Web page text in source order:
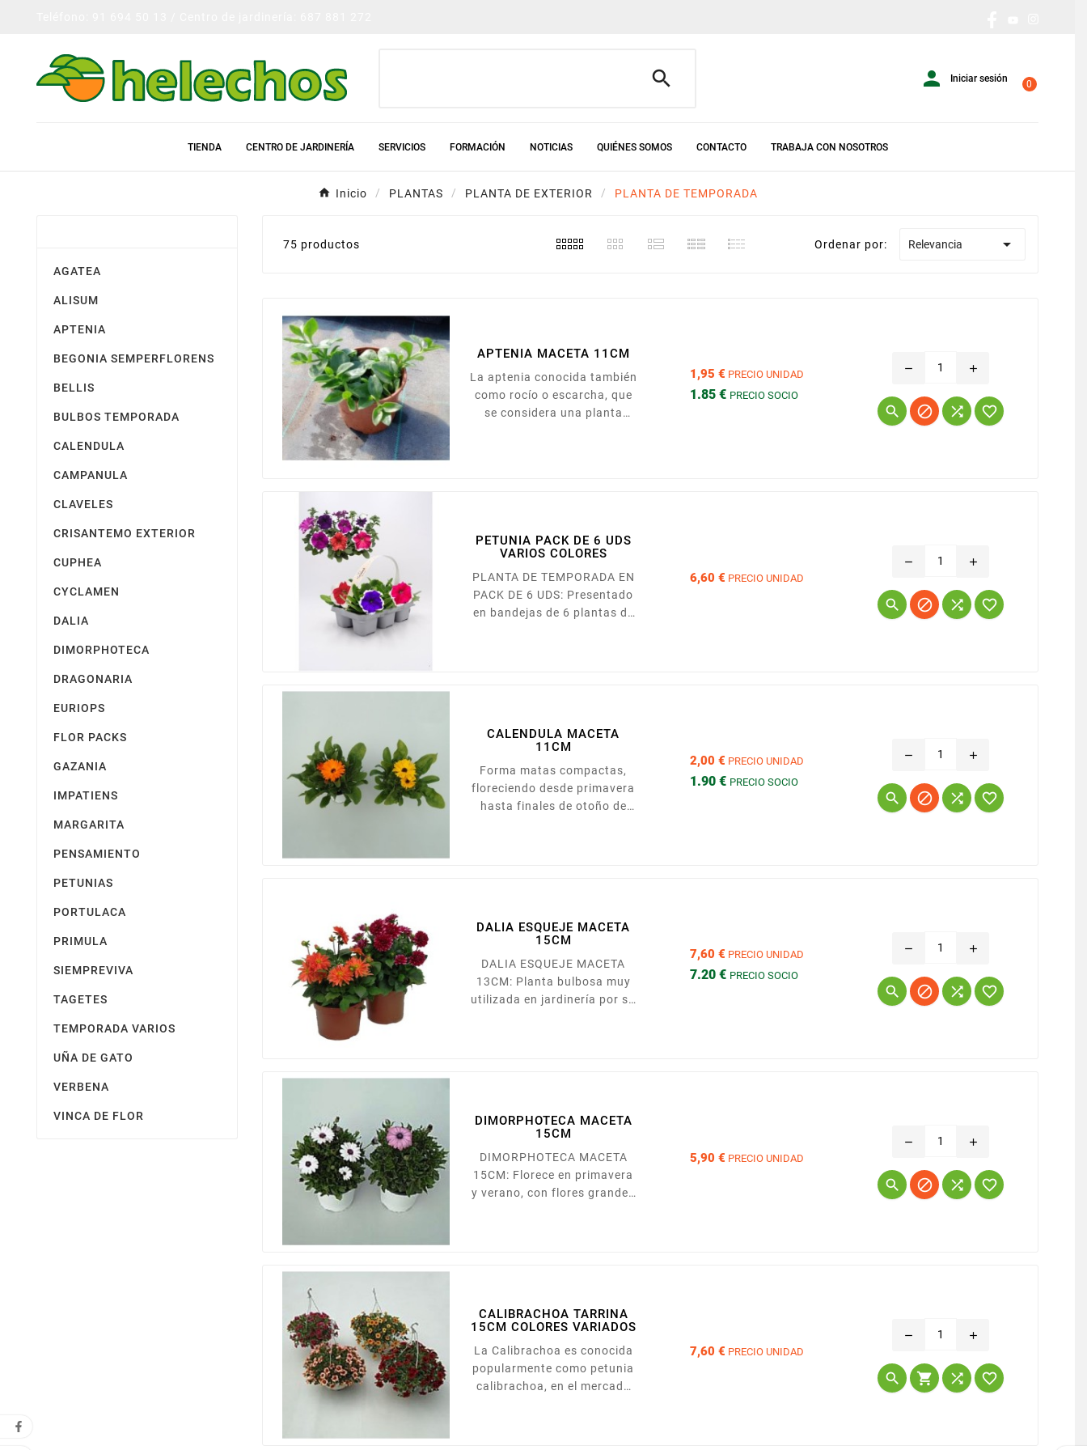
  Iniciar sesión 0
TIENDA CENTRO DE JARDINERÍA SERVICIOS FORMACIÓN NOTICIAS QUIÉNES SOMOS CONTACTO TRABAJA CON NOSOTROS
Inicio PLANTAS PLANTA DE EXTERIOR PLANTA DE TEMPORADA
AGATEA
ALISUM
APTENIA
BEGONIA SEMPERFLORENS
BELLIS
BULBOS TEMPORADA
CALENDULA
CAMPANULA
CLAVELES
CRISANTEMO EXTERIOR
CUPHEA
CYCLAMEN
DALIA
DIMORPHOTECA
DRAGONARIA
EURIOPS
FLOR PACKS
GAZANIA
IMPATIENS
MARGARITA
PENSAMIENTO
PETUNIAS
PORTULACA
PRIMULA
SIEMPREVIVA
TAGETES
TEMPORADA VARIOS
UÑA DE GATO
VERBENA
VINCA DE FLOR
75 productos Ordenar por: Relevancia 
APTENIA MACETA 11CM
La aptenia conocida también
como rocío o escarcha, que
se considera una planta
ovalada, que son las que
acumulan el agua y los
nutrientes que necesita para
crecer y sobrevivir. Además,
a partir de la primavera y
1,95 € PRECIO UNIDAD
1.85 € PRECIO SOCIO
remove add
   
PETUNIA PACK DE 6 UDS
VARIOS COLORES
PLANTA DE TEMPORADA EN
PACK DE 6 UDS: Presentado
en bandejas de 6 plantas de
6,60 € PRECIO UNIDAD
remove add
   
CALENDULA MACETA
11CM
Forma matas compactas,
floreciendo desde primavera
hasta finales de otoño de
plastico. Presentada en
maceta de 11cm.
2,00 € PRECIO UNIDAD
1.90 € PRECIO SOCIO
remove add
   
DALIA ESQUEJE MACETA
15CM
DALIA ESQUEJE MACETA
13CM: Planta bulbosa muy
utilizada en jardinería por su
7,60 € PRECIO UNIDAD
7.20 € PRECIO SOCIO
remove add
   
DIMORPHOTECA MACETA
15CM
DIMORPHOTECA MACETA
15CM: Florece en primavera
y verano, con flores grandes
15cm.
5,90 € PRECIO UNIDAD
remove add
   
CALIBRACHOA TARRINA
15CM COLORES VARIADOS
La Calibrachoa es conocida
popularmente como petunia
calibrachoa, en el mercado
7,60 € PRECIO UNIDAD
remove add
   